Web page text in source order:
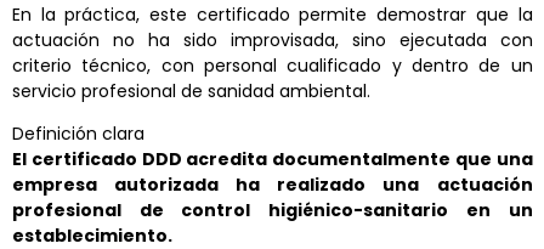
En la práctica, este certificado permite demostrar que la
actuación no ha sido improvisada, sino ejecutada con
criterio técnico, con personal cualificado y dentro de un
servicio profesional de sanidad ambiental.
Definición clara
El certificado DDD acredita documentalmente que una
empresa autorizada ha realizado una actuación
profesional de control higiénico-sanitario en un
establecimiento.